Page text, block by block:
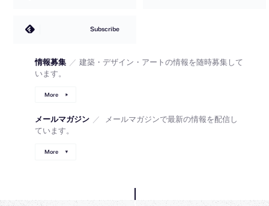
Subscribe
情報募集 ／ 建築・デザイン・アートの情報を随時募集して
います。
More
メールマガジン ／
メールマガジンで最新の情報を配信し
ています。
More